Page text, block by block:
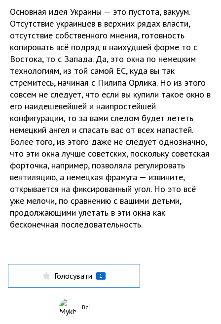
Основная идея Украины — это пустота, вакуум.
Отсутствие украинцев в верхних рядах власти,
отсутствие собственного мнения, готовность
копировать всё подряд в наихудшей форме то с
Востока, то с Запада. Да, это окна по немецким
технологиям, из той самой ЕС, куда вы так
стремитесь, начиная с Пилипа Орлика. Но из этого
совсем не следует, что если вы купили такое окно в
его наидешевейшей и наипростейшей
конфигурации, то за вами следом будет лететь
немецкий ангел и спасать вас от всех напастей.
Более того, из этого даже не следует однозначно,
что эти окна лучше советских, поскольку советская
форточка, например, позволяла регулировать
вентиляцию, а немецкая фрамуга — извините,
открывается на фиксированный угол. Но это всё
уже мелочи, по сравнению с вашими детьми,
продолжающими улетать в эти окна как
бесконечная последовательность.
Голосувати 1
Всі